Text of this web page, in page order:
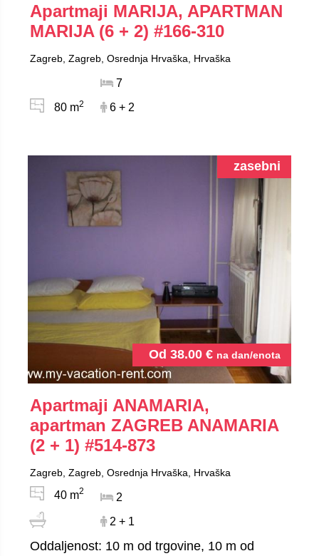
Apartmaji MARIJA, APARTMAN
MARIJA (6 + 2) #166-310
Zagreb, Zagreb, Osrednja Hrvaška, Hrvaška
80 m2
7
6 + 2
Od 38.00 € na dan/enota
zasebni
Apartmaji ANAMARIA,
apartman ZAGREB ANAMARIA
(2 + 1) #514-873
Zagreb, Zagreb, Osrednja Hrvaška, Hrvaška
40 m2
2
2 + 1
Oddaljenost: 10 m od trgovine, 10 m od